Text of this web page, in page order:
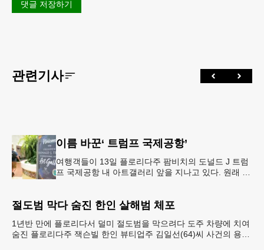
댓글 저장하기
관련기사
이름 바꾼‘ 트럼프 국제공항’
여행객들이 13일 플로리다주 팜비치의 도널드 J 트럼
프 국제공항 내 아트갤러리 앞을 지나고 있다. 원래 팜
절도범 막다 숨진 한인 살해범 체포
1년반 만에 플로리다서 덜미 절도범을 막으려다 도주 차량에 치여
숨진 플로리다주 잭슨빌 한인 뷰티업주 김일선(64)씨 사건의 용의